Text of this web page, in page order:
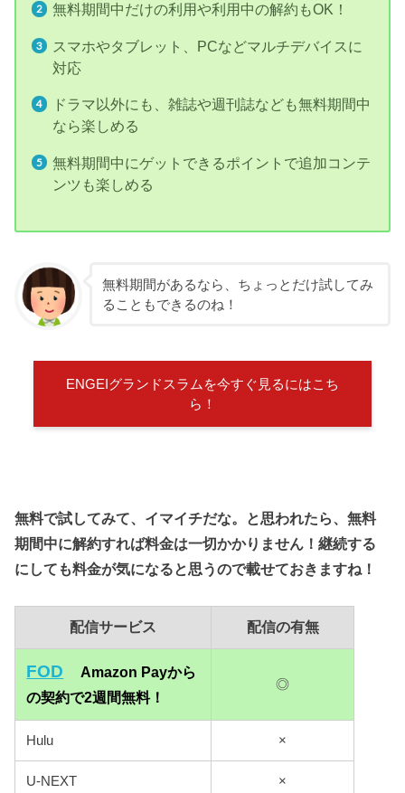
無料期間中だけの利用や利用中の解約もOK！
スマホやタブレット、PCなどマルチデバイスに
対応
ドラマ以外にも、雑誌や週刊誌なども無料期間中
なら楽しめる
無料期間中にゲットできるポイントで追加コンテ
ンツも楽しめる
無料期間があるなら、ちょっとだけ試してみ
ることもできるのね！
ENGEIグランドスラムを今すぐ見るにはこち
ら！
無料で試してみて、イマイチだな。と思われたら、無料
期間中に解約すれば料金は一切かかりません！継続する
にしても料金が気になると思うので載せておきますね！
配信サービス 配信の有無
FOD
Amazon Payから
の契約で2週間無料！
◎
Hulu ×
U-NEXT ×